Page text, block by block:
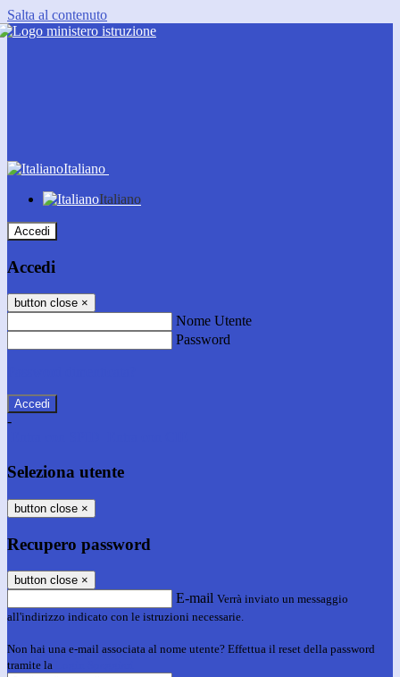
Salta al contenuto
Italiano
Italiano
Accedi
Accedi
button close ×
Nome Utente
Password
-
Seleziona utente
button close ×
Recupero password
button close ×
E-mail Verrà inviato un messaggio
all'indirizzo indicato con le istruzioni necessarie.
Non hai una e-mail associata al nome utente? Effettua il reset della password
tramite la